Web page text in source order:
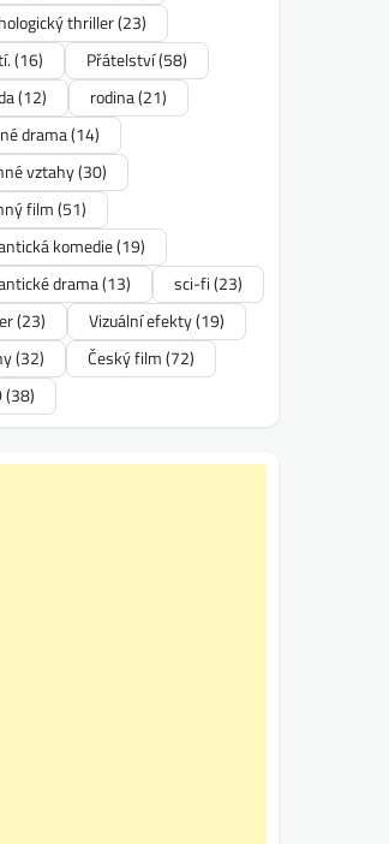
thriller(23)
(16) Přátelství(58)
(12) rodina(21)
drama(14)
vztahy(30)
film(51)
komedie(19)
drama(13) sci-fi(23)
(23) Vizuální efekty(19)
(32) Český film(72)
(38)